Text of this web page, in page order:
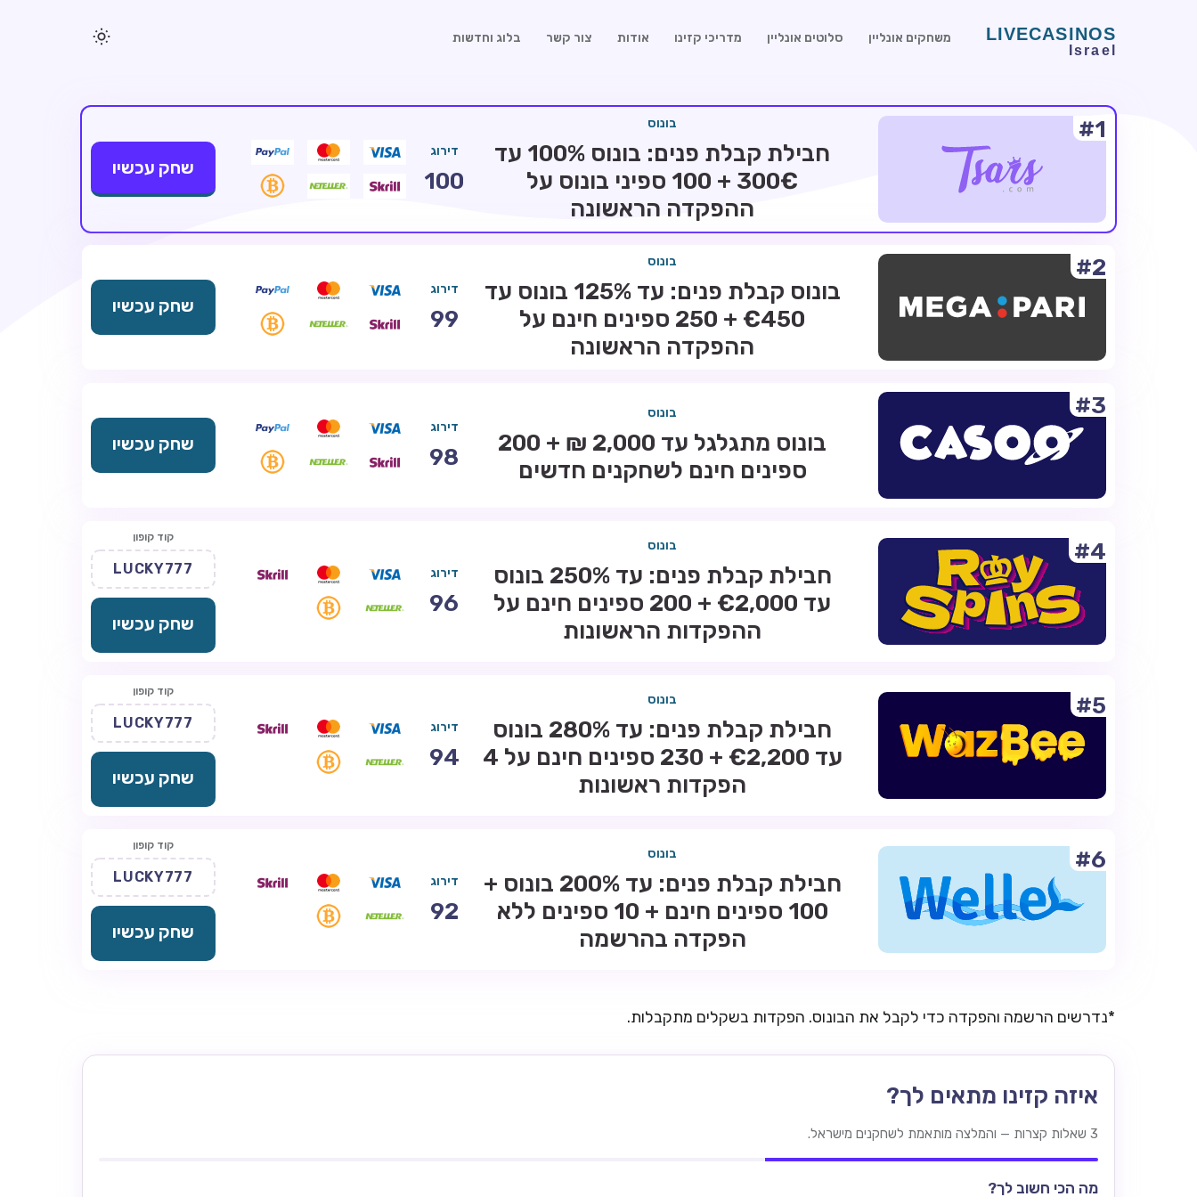
משחקים אונליין סלוטים אונליין מדריכי קזינו אודות צור קשר בלוג וחדשות
#1 בונוס
חבילת קבלת פנים: בונוס 100% עד
300€ + 100 ספיני בונוס על
ההפקדה הראשונה
דירוג
100
שחק עכשיו
#2 בונוס
בונוס קבלת פנים: עד 125% בונוס עד
€450 + 250 ספינים חינם על
ההפקדה הראשונה
דירוג
99
שחק עכשיו
#3 בונוס
בונוס מתגלגל עד 2,000 ₪ + 200
ספינים חינם לשחקנים חדשים
דירוג
98
שחק עכשיו
#4 בונוס
חבילת קבלת פנים: עד 250% בונוס
עד €2,000 + 200 ספינים חינם על
ההפקדות הראשונות
דירוג
96
קוד קופון
LUCKY777
שחק עכשיו
#5 בונוס
חבילת קבלת פנים: עד 280% בונוס
עד €2,200 + 230 ספינים חינם על 4
הפקדות ראשונות
דירוג
94
קוד קופון
LUCKY777
שחק עכשיו
#6 בונוס
חבילת קבלת פנים: עד 200% בונוס +
100 ספינים חינם + 10 ספינים ללא
הפקדה בהרשמה
דירוג
92
קוד קופון
LUCKY777
שחק עכשיו
*נדרשים הרשמה והפקדה כדי לקבל את הבונוס. הפקדות בשקלים מתקבלות.
איזה קזינו מתאים לך?
3 שאלות קצרות — והמלצה מותאמת לשחקנים מישראל.
מה הכי חשוב לך?